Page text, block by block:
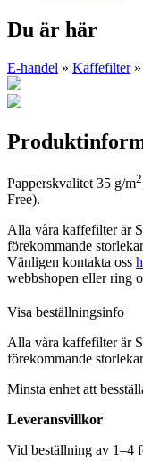
Du är här
E-handel » Kaffefilter»
Papperskvalitet 35 g/m2
Free).
Alla våra kaffefilter är
förekommande
Vänligen kontakta oss
webbshopen eller ring
Visa beställningsinfo
Alla våra kaffefilter är
förekommande
Minsta enhet att
Leveransvillkor
Vid beställning av 1–4